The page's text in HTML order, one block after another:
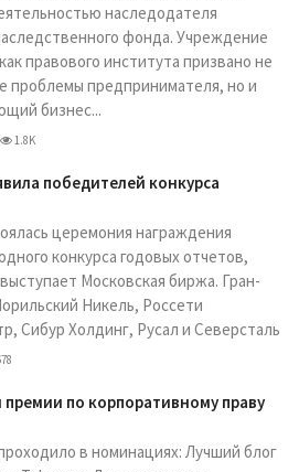
наследодателя
фонда. Учреждение
правового института призвано не
проблемы предпринимателя, но и
бизнес...
1.8K
победителей конкурса
церемония награждения
конкурса годовых отчетов,
Московская биржа. Гран-
Никель, Россети
Сибур Холдинг, Русал и Северсталь
по корпоративному праву
в номинациях: Лучший блог